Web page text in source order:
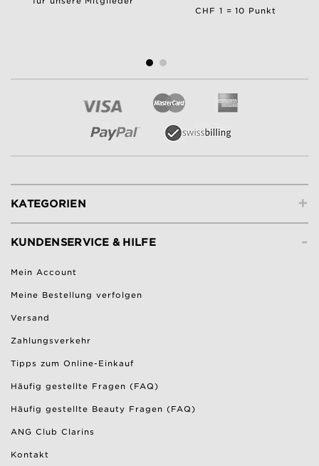
CHF 1 = 10 Punkt
+
KATEGORIEN
-
KUNDENSERVICE & HILFE
Mein Account
Meine Bestellung verfolgen
Versand
Zahlungsverkehr
Tipps zum Online-Einkauf
Häufig gestellte Fragen (FAQ)
Häufig gestellte Beauty Fragen (FAQ)
ANG Club Clarins
Kontakt